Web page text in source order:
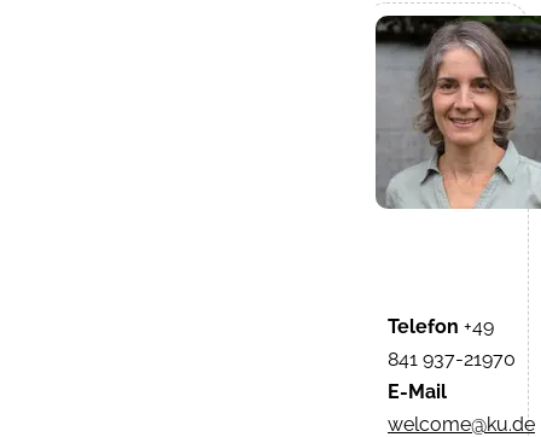
Telefon +49
841 937-21970
E-Mail
welcome@ku.de